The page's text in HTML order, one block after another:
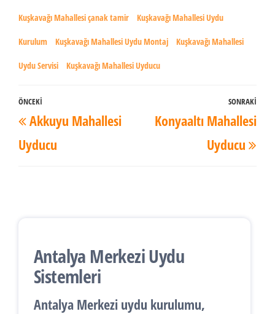
Kuşkavağı Mahallesi çanak tamir Kuşkavağı Mahallesi Uydu
Kurulum Kuşkavağı Mahallesi Uydu Montaj Kuşkavağı Mahallesi
Uydu Servisi Kuşkavağı Mahallesi Uyducu
Yazı
dolaşımı
Önceki
Yazı
ÖNCEKI
Akkuyu Mahallesi
Uyducu
Yazı
SONRAKI
Konyaaltı Mahallesi
Uyducu
Antalya Merkezi Uydu
Sistemleri
Antalya Merkezi uydu kurulumu,